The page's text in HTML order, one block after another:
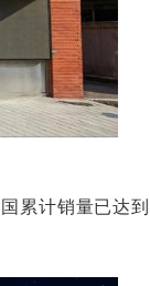
累计销量已达到